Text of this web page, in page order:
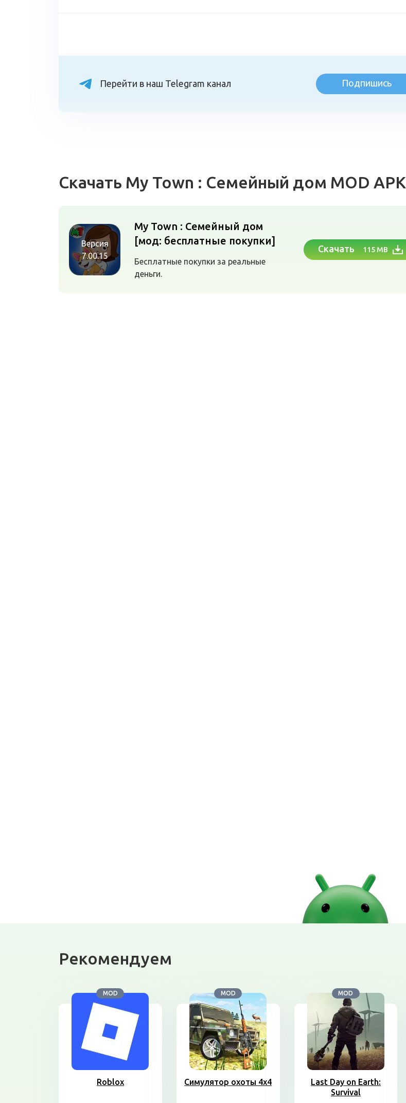
Перейти в наш Telegram канал Подпишись
Скачать My Town : Семейный дом MOD APK
Версия
7.00.15
My Town : Семейный дом
[мод: бесплатные покупки]
Бесплатные покупки за реальные
деньги.
Скачать 115 MB
Рекомендуем
MOD
Roblox
MOD
Симулятор охоты 4х4
MOD
Last Day on Earth:
Survival